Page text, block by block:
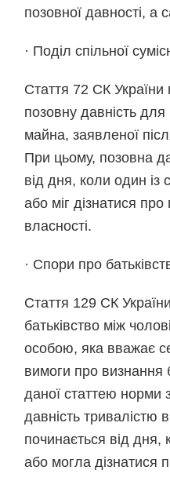
позовної давності, а
· Поділ спільної
Стаття 72 СК України
позовну давність
майна, заявленої
При цьому, позовна
від дня, коли один із
або міг дізнатися
власності.
· Спори про
Cтаття 129 СК
батьківство між
особою, яка вважає
вимоги про визнання
даної статтею норми
давність тривалістю
починається від дня,
або могла дізнатися